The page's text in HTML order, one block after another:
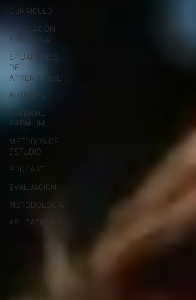
CURRÍCULO
INNOVACIÓN
EDUCATIVA
SITUACIONES
DE
APRENDIZAJE
AUTORES
MATERIAL
PREMIUM
MÉTODOS DE
ESTUDIO
PODCAST
EVALUACIÓN
METODOLOGIA
APLICACIONES